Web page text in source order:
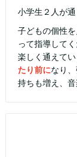
小学生２人が
子どもの個性
って指導して
楽しく通えてい
たり前になり
持ちも増え、音